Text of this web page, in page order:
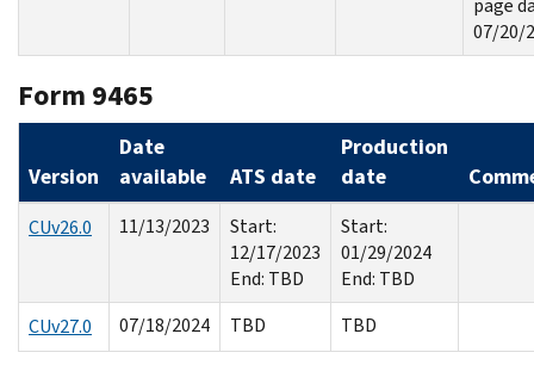
07/20/
Form 9465
Version
Date
available
ATS date
Production
date
CUv26.0 11/13/2023
Start:
12/17/2023
End: TBD
Start:
01/29/2024
End: TBD
CUv27.0
07/18/2024 TBD TBD